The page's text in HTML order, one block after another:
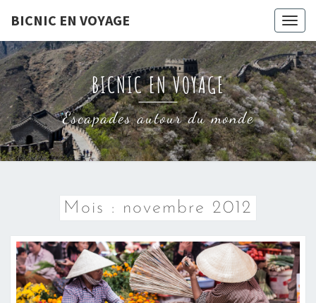
content
BICNIC EN VOYAGE
BICNIC EN VOYAGE
Escapades autour du monde
Mois : novembre 2012